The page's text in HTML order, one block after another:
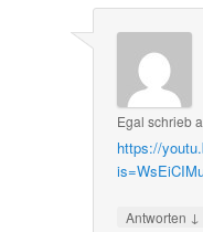
Egal schrieb
https://
Antworten ↓